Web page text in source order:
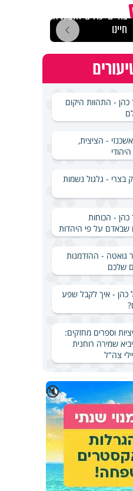
בחיים יכולים להצית את
חיינו
כהן - התהוות היקום
- הציצית,
בצרי - גלגול נשמות
כהן - הכוחות
שבאדם על פי היהדות
גואטה - ההזדמנות
שלכם
כהן - איך לקבל שפע
וספרים מחזקים:
שמירה רוחנית
צה"ל
🔇